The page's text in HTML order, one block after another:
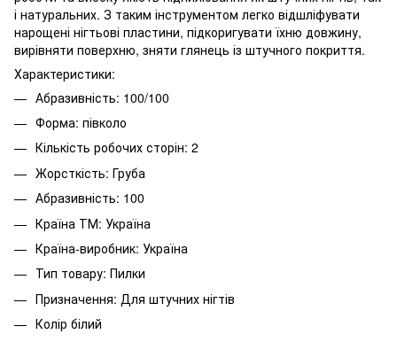
і натуральних. З таким інструментом легко відшліфувати
нарощені нігтьові пластини, підкоригувати їхню довжину,
вирівняти поверхню, зняти глянець із штучного покриття.
Характеристики:
Абразивність: 100/100
Форма: півколо
Кількість робочих сторін: 2
Жорсткість: Груба
Абразивність: 100
Країна ТМ: Україна
Країна-виробник: Україна
Тип товару: Пилки
Призначення: Для штучних нігтів
Колір білий